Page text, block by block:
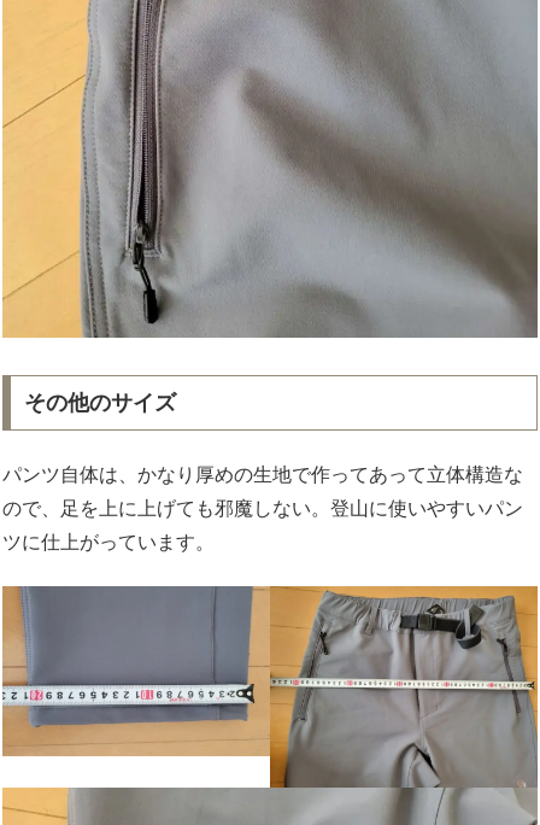
その他のサイズ
パンツ自体は、かなり厚めの生地で作ってあって立体構造な
ので、足を上に上げても邪魔しない。登山に使いやすいパン
ツに仕上がっています。